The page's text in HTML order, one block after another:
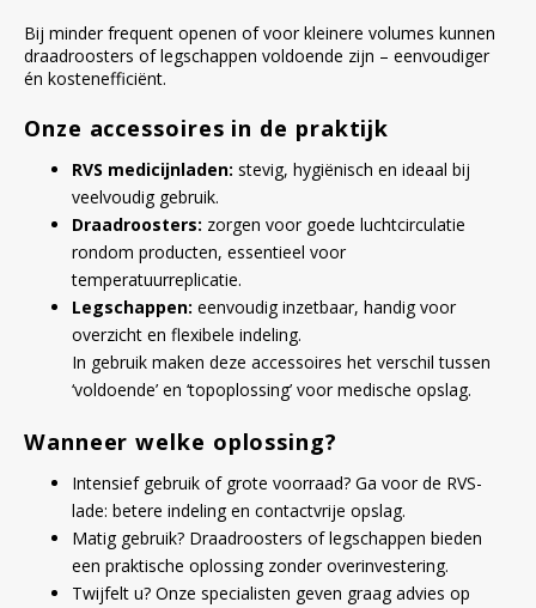
Bij minder frequent openen of voor kleinere volumes kunnen
draadroosters of legschappen voldoende zijn – eenvoudiger
én kostenefficiënt.
Onze accessoires in de praktijk
RVS medicijnladen: stevig, hygiënisch en ideaal bij
veelvoudig gebruik.
Draadroosters: zorgen voor goede luchtcirculatie
rondom producten, essentieel voor
temperatuurreplicatie.
Legschappen: eenvoudig inzetbaar, handig voor
overzicht en flexibele indeling.
In gebruik maken deze accessoires het verschil tussen
‘voldoende’ en ‘topoplossing’ voor medische opslag.
Wanneer welke oplossing?
Intensief gebruik of grote voorraad? Ga voor de RVS-
lade: betere indeling en contactvrije opslag.
Matig gebruik? Draadroosters of legschappen bieden
een praktische oplossing zonder overinvestering.
Twijfelt u? Onze specialisten geven graag advies op